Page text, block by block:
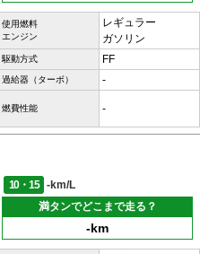
使用燃料
エンジン
レギュラー
ガソリン
駆動方式 FF
過給器（ターボ） -
燃費性能 -
10・15
-km/L
満タンでどこまで走る？
-km